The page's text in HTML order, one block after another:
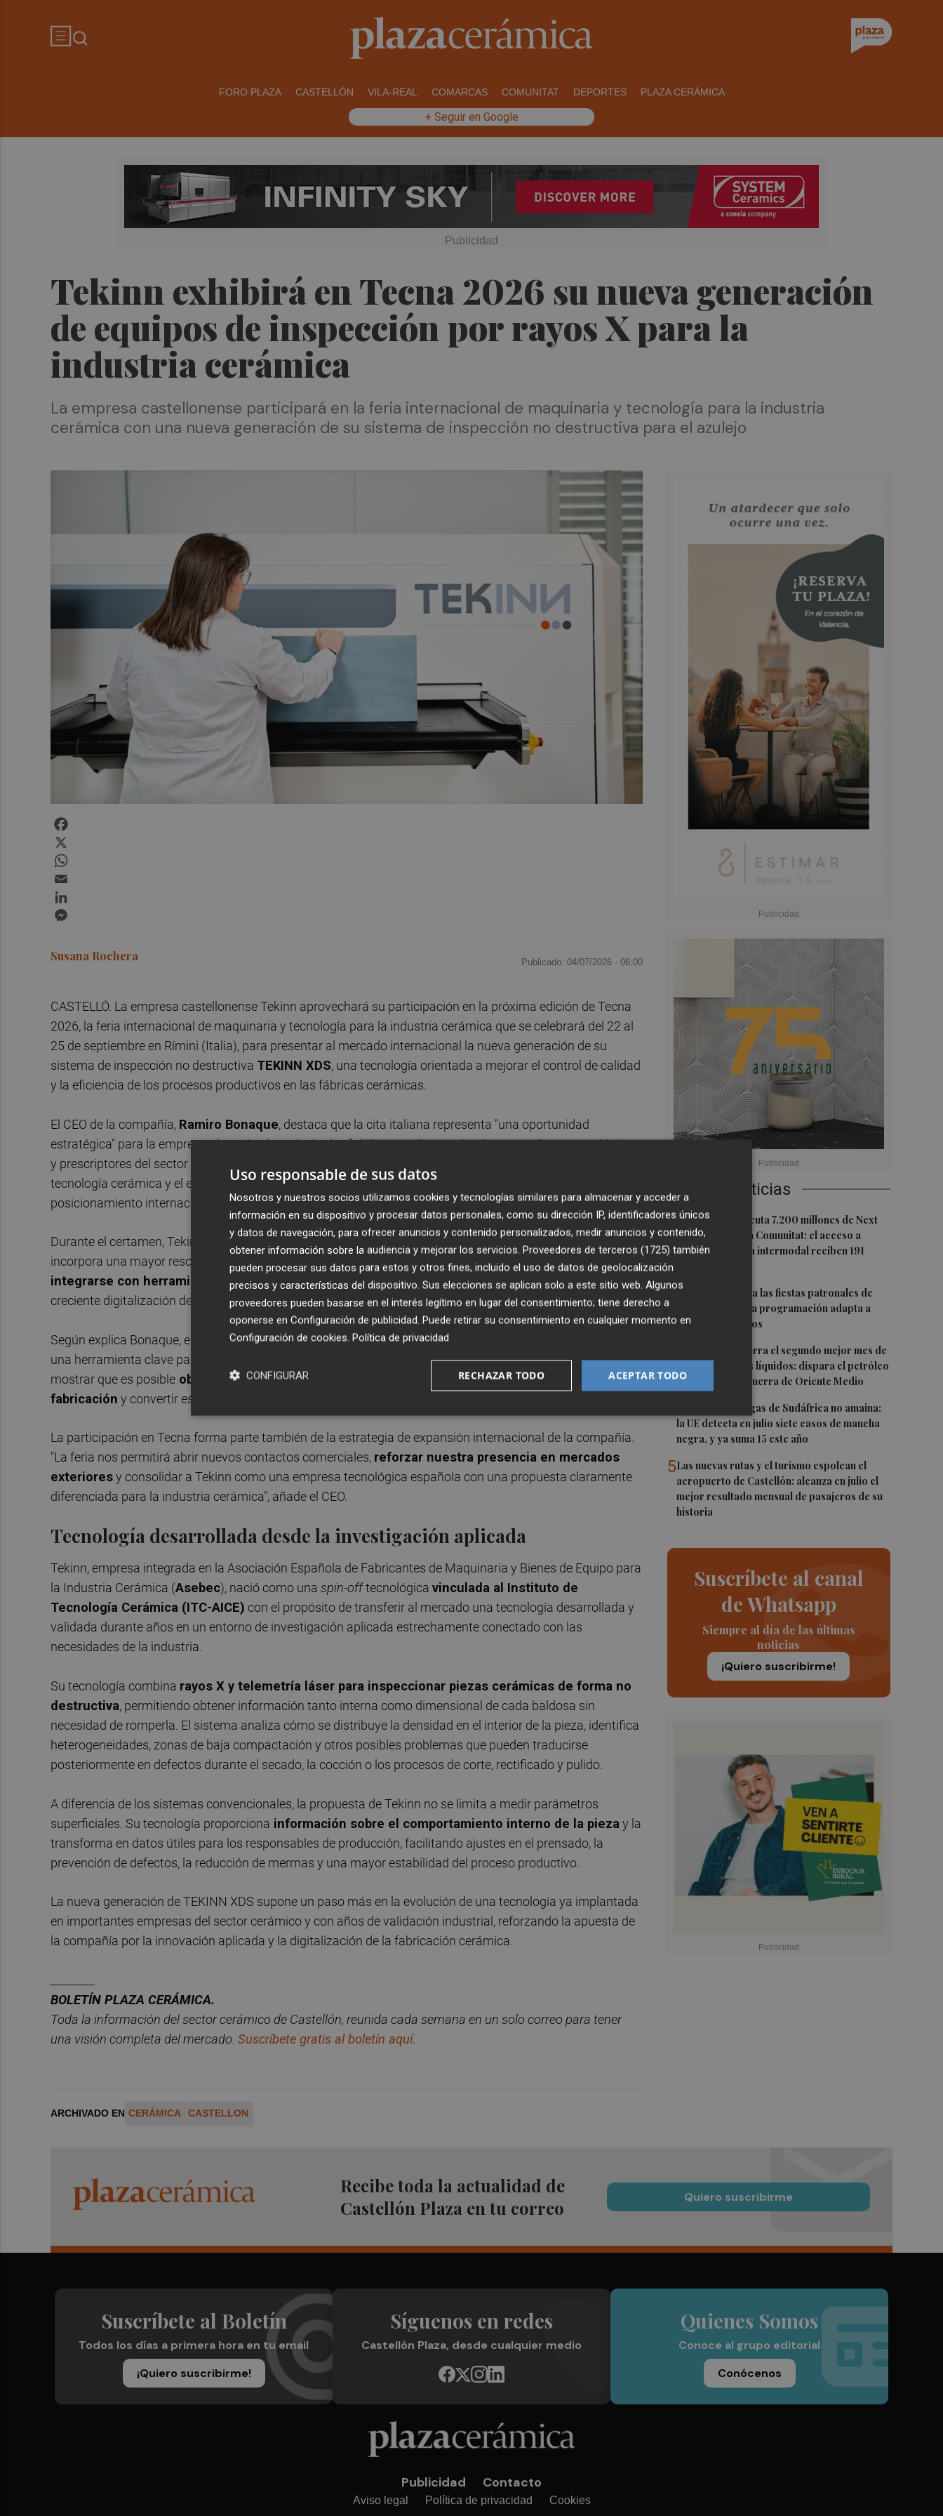
FORO PLAZA CASTELLÓN VILA-REAL COMARCAS COMUNITAT DEPORTES PLAZA CERÁMICA
+ Seguir en Google
Tekinn exhibirá en Tecna 2026 su nueva generación
de equipos de inspección por rayos X para la
industria cerámica
La empresa castellonense participará en la feria internacional de maquinaria y tecnología para la industria
cerámica con una nueva generación de su sistema de inspección no destructiva para el azulejo
Últimas Noticias
1 El Gobierno ejecuta 7.200 millones de Next
Generation en la Comunitat: el acceso a
PortCastelló y la intermodal reciben 191
2Moncofa disfruta las fiestas patronales de
Sant Roc con una programación adapta a
todos los públicos
PortCastelló cierra el segundo mejor mes de
julio en graneles líquidos: dispara el petróleo
en medio de la guerra de Oriente Medio
La alerta de plagas de Sudáfrica no amaina:
la UE detecta en julio siete casos de mancha
negra, y ya suma 15 este año
5Las nuevas rutas y el turismo espolean el
aeropuerto de Castellón: alcanza en julio el
mejor resultado mensual de pasajeros de su
historia
Suscríbete al canal
de Whatsapp
Siempre al día de las últimas
noticias
¡Quiero suscribirme!
Susana Rochera Publicado: 04/07/2026 · 06:00
CASTELLÓ. La empresa castellonense Tekinn aprovechará su participación en la próxima edición de Tecna
2026, la feria internacional de maquinaria y tecnología para la industria cerámica que se celebrará del 22 al
25 de septiembre en Rímini (Italia), para presentar al mercado internacional la nueva generación de su
sistema de inspección no destructiva TEKINN XDS, una tecnología orientada a mejorar el control de calidad
y la eficiencia de los procesos productivos en las fábricas cerámicas.
El CEO de la compañía, Ramiro Bonaque, destaca que la cita italiana representa "una oportunidad
estratégica" para la empresa al reunir a los principales fabricantes de maquinaria, proveedores tecnológicos
y prescriptores del sector cerámico a nivel mundial. "Italia es uno de los mercados más avanzados en
tecnología cerámica y el escenario ideal para mostrar la evolución de nuestra tecnología y reforzar nuestro
posicionamiento internacional", señala.
Durante el certamen, Tekinn dará a conocer las nuevas prestaciones de TEKINN XDS, un equipo que
incorpora una mayor resolución de análisis, incrementa la velocidad de inspección y está
preparado para
integrarse con herramientas avanzadas de análisis de datos e inteligencia artificial, en línea con la
creciente digitalización de las plantas cerámicas.
Según explica Bonaque, el objetivo es demostrar cómo la inspección mediante rayos X puede convertirse en
una herramienta clave para mejorar el control de calidad y la estabilidad del proceso productivo. "Queremos
mostrar que es posible obtener información que hasta ahora no era accesible durante la
fabricación y convertir esos datos en una ventaja para la toma de decisiones en planta", afirma.
La participación en Tecna forma parte también de la estrategia de expansión internacional de la compañía.
"La feria nos permitirá abrir nuevos contactos comerciales, reforzar nuestra presencia en mercados
exterioresy consolidar a Tekinn como una empresa tecnológica española con una propuesta claramente
diferenciada para la industria cerámica", añade el CEO.
Tecnología desarrollada desde la investigación aplicada
Tekinn, empresa integrada en la Asociación Española de Fabricantes de Maquinaria y Bienes de Equipo para
la Industria Cerámica (Asebec), nació como una spin-offtecnológica vinculada al Instituto de
Tecnología Cerámica (ITC-AICE) con el propósito de transferir al mercado una tecnología desarrollada y
validada durante años en un entorno de investigación aplicada estrechamente conectado con las
necesidades de la industria.
Su tecnología combina rayos X y telemetría láser para inspeccionar piezas cerámicas de forma no
destructiva, permitiendo obtener información tanto interna como dimensional de cada baldosa sin
necesidad de romperla. El sistema analiza cómo se distribuye la densidad en el interior de la pieza, identifica
heterogeneidades, zonas de baja compactación y otros posibles problemas que pueden traducirse
posteriormente en defectos durante el secado, la cocción o los procesos de corte, rectificado y pulido.
A diferencia de los sistemas convencionales, la propuesta de Tekinn no se limita a medir parámetros
superficiales. Su tecnología proporciona información sobre el comportamiento interno de la pieza y la
transforma en datos útiles para los responsables de producción, facilitando ajustes en el prensado, la
prevención de defectos, la reducción de mermas y una mayor estabilidad del proceso productivo.
La nueva generación de TEKINN XDS supone un paso más en la evolución de una tecnología ya implantada
en importantes empresas del sector cerámico y con años de validación industrial, reforzando la apuesta de
la compañía por la innovación aplicada y la digitalización de la fabricación cerámica.
BOLETÍN PLAZA CERÁMICA.
Toda la información del sector cerámico de Castellón, reunida cada semana en un solo correo para tener
una visión completa del mercado. Suscríbete gratis al boletín aquí.
ARCHIVADO EN CERÁMICA CASTELLON
Recibe toda la actualidad de
Castellón Plaza en tu correo
Quiero suscribirme
Suscríbete al Boletín
Todos los días a primera hora en tu email
¡Quiero suscribirme!
Síguenos en redes
Castellón Plaza, desde cualquier medio
Quienes Somos
Conoce al grupo editorial
Conócenos
Publicidad Contacto
Aviso legal Política de privacidad Cookies
Uso responsable de sus datos
Nosotros y nuestros socios utilizamos cookies y tecnologías similares para almacenar y acceder a
información en su dispositivo y procesar datos personales, como su dirección IP, identificadores únicos
y datos de navegación, para ofrecer anuncios y contenido personalizados, medir anuncios y contenido,
obtener información sobre la audiencia y mejorar los servicios. Proveedores de terceros (1725) también
pueden procesar sus datos para estos y otros fines, incluido el uso de datos de geolocalización
precisos y características del dispositivo. Sus elecciones se aplican solo a este sitio web. Algunos
proveedores pueden basarse en el interés legítimo en lugar del consentimiento; tiene derecho a
oponerse en Configuración de publicidad. Puede retirar su consentimiento en cualquier momento en
Configuración de cookies. Política de privacidad
ACEPTAR TODO
RECHAZAR TODO
CONFIGURAR